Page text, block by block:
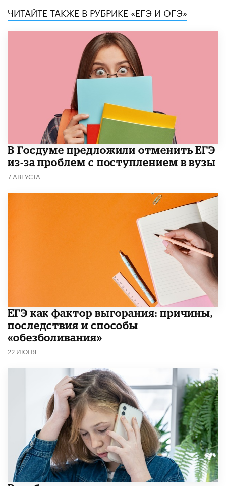
ЧИТАЙТЕ ТАКЖЕ В РУБРИКЕ «ЕГЭ И ОГЭ»
В Госдуме предложили отменить ЕГЭ
из-за проблем с поступлением в вузы
7 АВГУСТА
​ЕГЭ как фактор выгорания: причины,
последствия и способы
«обезболивания»
22 ИЮНЯ